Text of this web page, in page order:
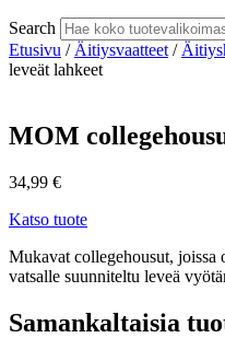
Search
Etusivu / Äitiysvaatteet /
leveät lahkeet
MOM
34,99 €
Katso tuote
Mukavat collegehousut, joissa
vatsalle suunniteltu leveä
Samankaltaisia